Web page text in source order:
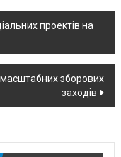
проектів на
масштабних зборових
заходів